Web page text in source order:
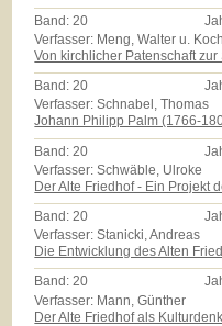
Band: 20
Verfasser: Meng, Walter u.
Von kirchlicher Patenschaft
Band:20
Verfasser: Schnabel, Thomas
Johann Philipp Palm (1766-
Band: 20
Verfasser: Schwäble, Ulroke
Der Alte Friedhof - Ein Projekt
Band:20
Verfasser: Stanicki, Andreas
Die Entwicklung des Alten
Band:20
Verfasser: Mann, Günther
Der Alte Friedhof als